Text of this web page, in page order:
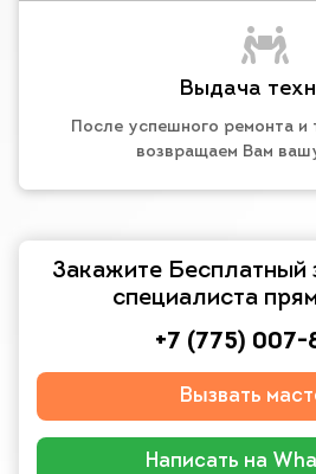
Выдача
После успешного ремонта и
возвращаем Вам
Закажите Бесплатный
специалиста
+7 (775) 007-
Вызвать
Написать на